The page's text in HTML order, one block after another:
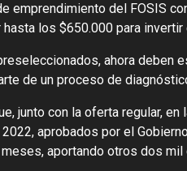
emprendimiento del FOSIS
los $650.000 para
ahora deben
de un proceso de
junto con la oferta regular,
aprobados por el
aportando otros dos mil